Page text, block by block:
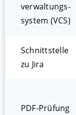
verwaltungs­
system (VCS)
Schnittstelle
zu Jira
PDF-Prüfung